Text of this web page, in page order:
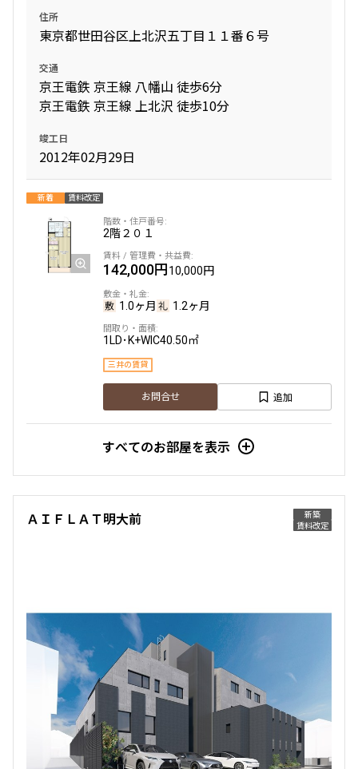
間取り
1R〜1K
1DK〜1LDK
2LDK
4LDK〜
指定なし
新築
1年以内
3年以内
20年以内
1分以内
3分以内
5分以内
15分以内
当社限定物件
入居可能日
より詳細な絞り込み
住所
東京都世田谷区上北沢五丁目１１番６号
交通
京王電鉄 京王線 八幡山 徒歩6分
京王電鉄 京王線 上北沢 徒歩10分
竣工日
2012年02月29日
新着 賃料改定
2階２０１
142,000円10,000円
1.0ヶ月 1.2ヶ月
1LD･K+WIC40.50㎡
三井の賃貸
お問合せ 追加
すべてのお部屋を表示
新築
賃料改定
ＡＩＦＬＡＴ明大前